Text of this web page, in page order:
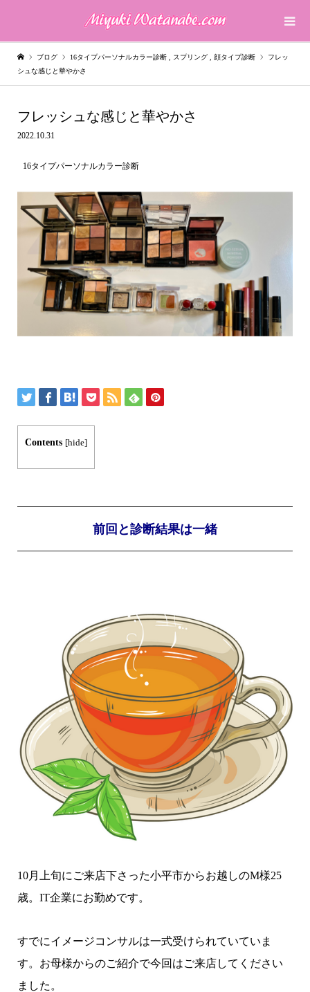
ブログ 16タイプパーソナルカラー診断 スプリング 顔タイプ診断
フレッ
シュな感じと華やかさ
フレッシュな感じと華やかさ
2022.10.31
16タイプパーソナルカラー診断
Contents [hide]
前回と診断結果は一緒
10月上旬にご来店下さった小平市からお越しのM様25
歳。IT企業にお勤めです。
すでにイメージコンサルは一式受けられていていま
す。お母様からのご紹介で今回はご来店してください
ました。